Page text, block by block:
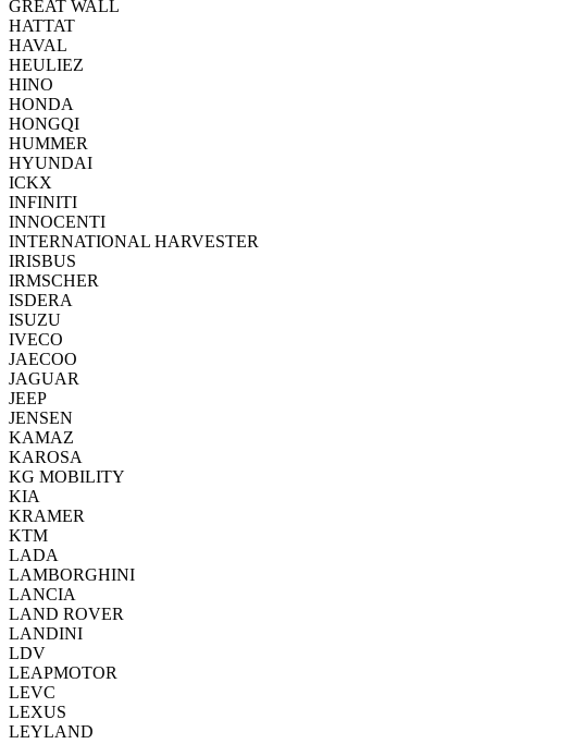
GREAT WALL
HATTAT
HAVAL
HEULIEZ
HINO
HONDA
HONGQI
HUMMER
HYUNDAI
ICKX
INFINITI
INNOCENTI
INTERNATIONAL HARVESTER
IRISBUS
IRMSCHER
ISDERA
ISUZU
IVECO
JAECOO
JAGUAR
JEEP
JENSEN
KAMAZ
KAROSA
KG MOBILITY
KIA
KRAMER
KTM
LADA
LAMBORGHINI
LANCIA
LAND ROVER
LANDINI
LDV
LEAPMOTOR
LEVC
LEXUS
LEYLAND